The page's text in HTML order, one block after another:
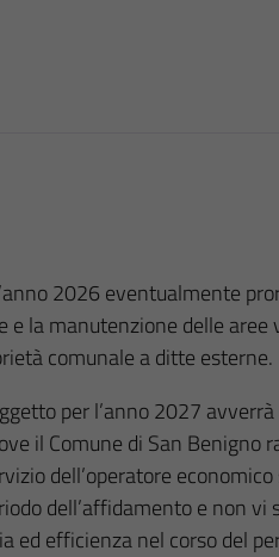
2026 eventualmente
la manutenzione delle aree
comunale a ditte esterne.
per l’anno 2027
il Comune di San Benigno
dell’operatore
dell’affidamento e non vi
ed efficienza nel corso del